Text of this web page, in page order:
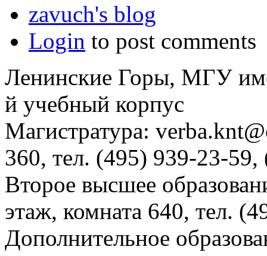
zavuch's blog
Login to post comments
Ленинские Горы, МГУ
й учебный корпус
Магистратура:
360, тел. (495) 939-23-
Второе высшее
этаж, комната 640, тел.
Дополнительное